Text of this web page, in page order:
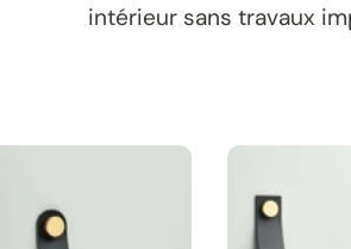
intérieur sans travaux